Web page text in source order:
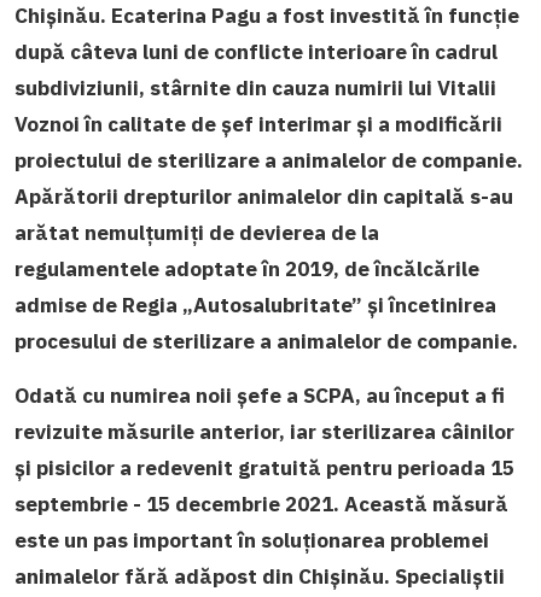
Chișinău. Ecaterina Pagu a fost investită în funcție
după câteva luni de conflicte interioare în cadrul
subdiviziunii, stârnite din cauza numirii lui Vitalii
Voznoi în calitate de șef interimar și a modificării
proiectului de sterilizare a animalelor de companie.
Apărătorii drepturilor animalelor din capitală s-au
arătat nemulțumiți de devierea de la
regulamentele adoptate în 2019, deîncălcările
admise de Regia „Autosalubritate” și încetinirea
procesului de sterilizare a animalelor de companie.
Odată cu numirea noii șefe a SCPA, au început a fi
revizuite măsurile anterior, iar sterilizarea câinilor
și pisicilor a redevenit gratuită pentru perioada 15
septembrie - 15 decembrie 2021. Această măsură
este un pas important în soluționarea problemei
animalelor fără adăpost din Chișinău. Specialiștii